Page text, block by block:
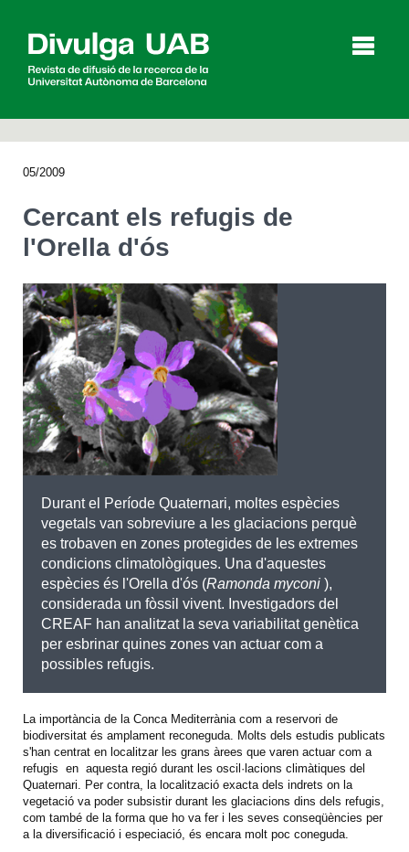
English Español
CERCAR
05/2009
Cercant els refugis de
l'Orella d'ós
Durant el Període Quaternari, moltes espècies
vegetals van sobreviure a les glaciacions perquè
es trobaven en zones protegides de les extremes
condicions climatològiques. Una d'aquestes
espècies és l'Orella d'ós (Ramonda myconi ),
considerada un fòssil vivent. Investigadors del
CREAF han analitzat la seva variabilitat genètica
per esbrinar quines zones van actuar com a
possibles refugis.
La importància de la Conca Mediterrània com a reservori de
biodiversitat és amplament reconeguda. Molts dels estudis publicats
s'han centrat en localitzar les grans àrees que varen actuar com a
refugis en aquesta regió durant les oscil·lacions climàtiques del
Quaternari. Per contra, la localització exacta dels indrets on la
vegetació va poder subsistir durant les glaciacions dins dels refugis,
com també de la forma que ho va fer i les seves conseqüències per
a la diversificació i especiació, és encara molt poc coneguda.